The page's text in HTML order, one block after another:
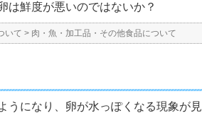
は鮮度が悪いのではないか？
いて > 肉・魚・加工品・その他食品について
うになり、卵が水っぽくなる現象が見